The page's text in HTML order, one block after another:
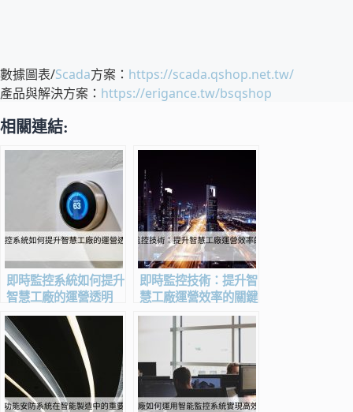
數據圖表/Scada方案： https://scada.qshop.net.tw/
產品與解決方案： https://erigance.tw/bsqshop
相關連結:
即時監控系統如何提升
智慧工廠的運營透明
度？
即時監控技術：提升智
慧工廠運營效率的關鍵